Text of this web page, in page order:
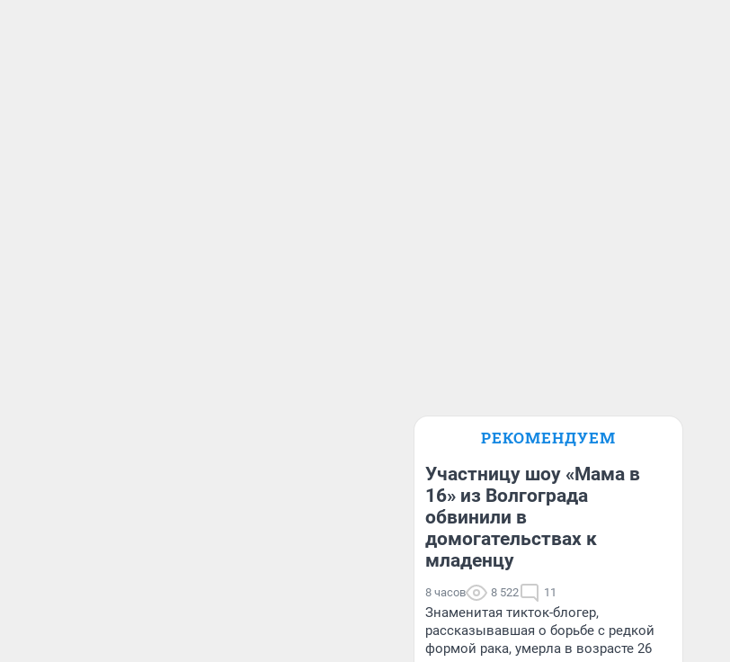
РЕКОМЕНДУЕМ
Участницу шоу «Мама в
16» из Волгограда
обвинили в
домогательствах к
младенцу
8 часов 8 522 11
Знаменитая тикток-блогер,
рассказывавшая о борьбе с редкой
формой рака, умерла в возрасте 26